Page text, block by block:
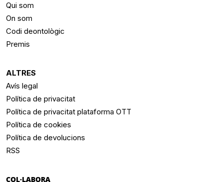
Qui som
On som
Codi deontològic
Premis
ALTRES
Avís legal
Política de privacitat
Política de privacitat plataforma OTT
Política de cookies
Política de devolucions
RSS
COL·LABORA